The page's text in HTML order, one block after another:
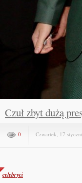
Czuł zbyt dużą
0 Czwartek, 17
celebryci